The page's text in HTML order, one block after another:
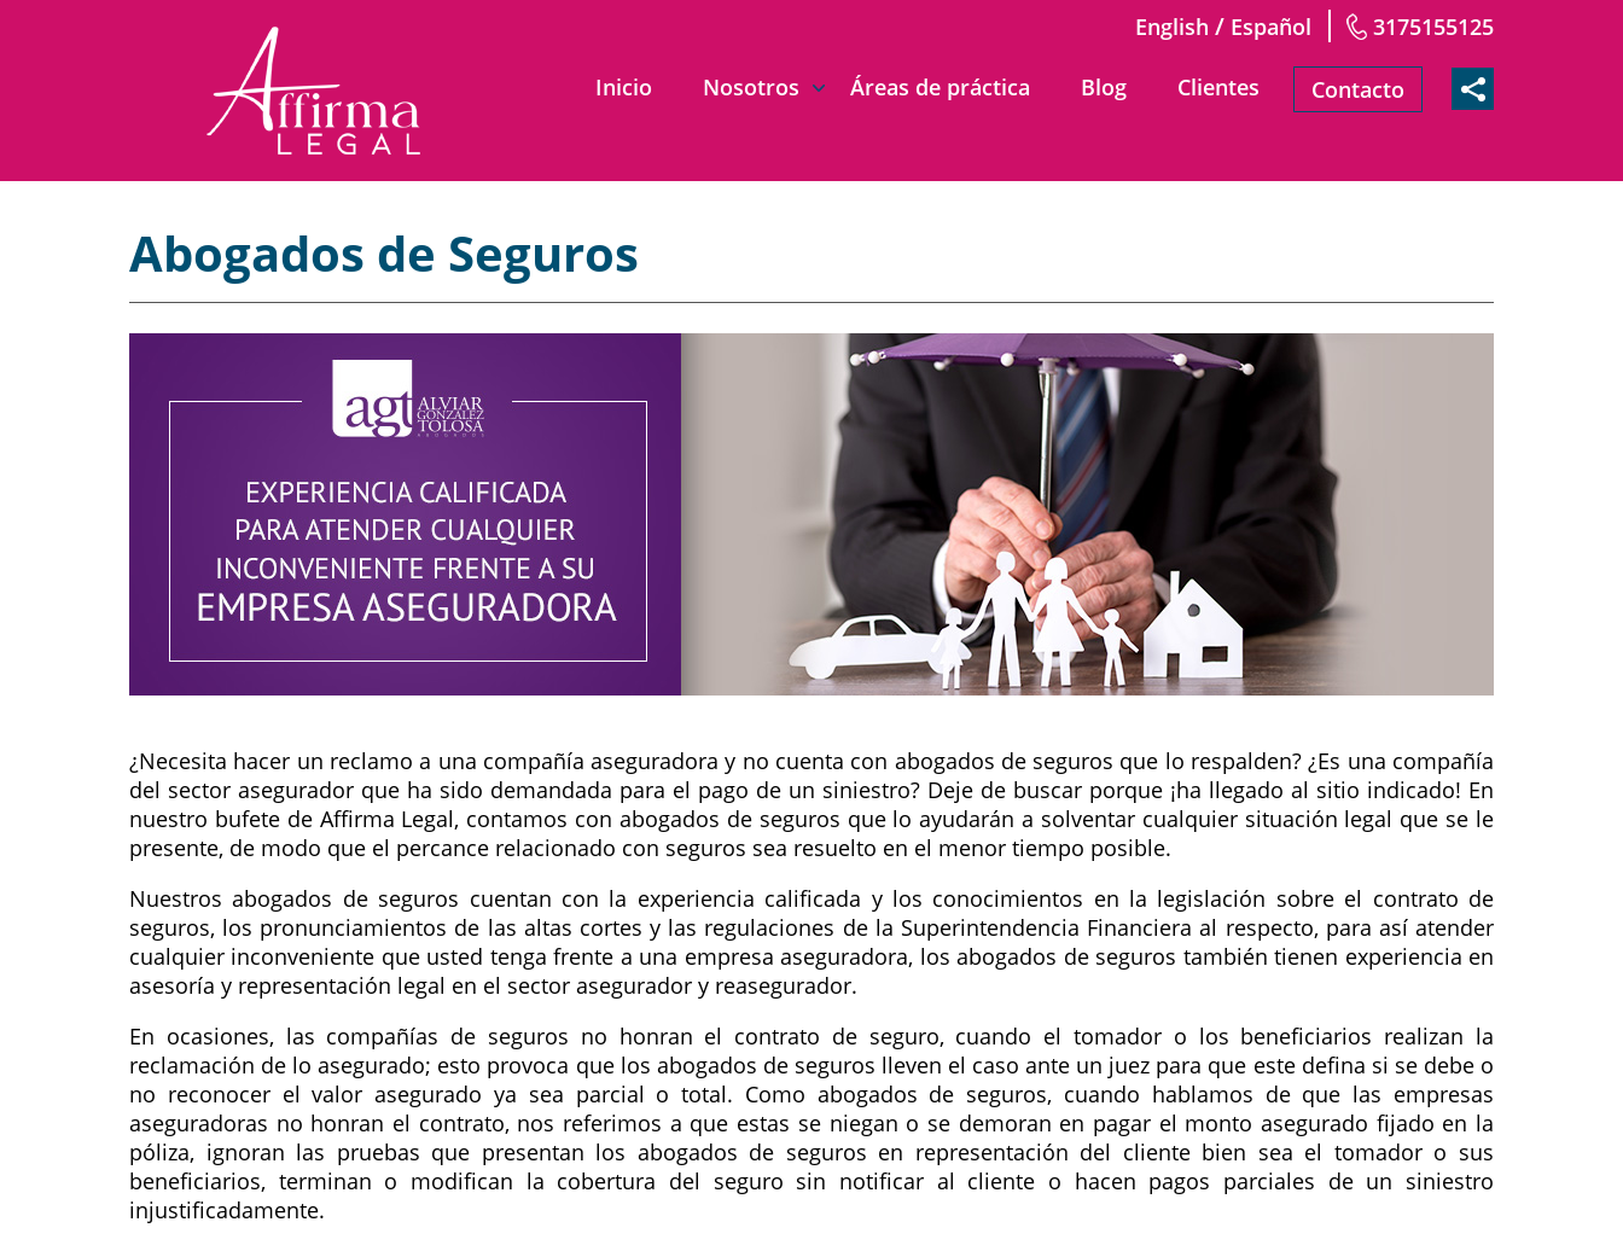
English / Español 3175155125
Inicio Nosotros Áreas de práctica Blog Clientes Contacto
Abogados de Seguros
¿Necesita hacer un reclamo a una compañía aseguradora y no cuenta con abogados de seguros que lo respalden? ¿Es una compañía
del sector asegurador que ha sido demandada para el pago de un siniestro? Deje de buscar porque ¡ha llegado al sitio indicado! En
nuestro bufete de Affirma Legal, contamos con abogados de seguros que lo ayudarán a solventar cualquier situación legal que se le
presente, de modo que el percance relacionado con seguros sea resuelto en el menor tiempo posible.
Nuestros abogados de seguros cuentan con la experiencia calificada y los conocimientos en la legislación sobre el contrato de
seguros, los pronunciamientos de las altas cortes y las regulaciones de la Superintendencia Financiera al respecto, para así atender
cualquier inconveniente que usted tenga frente a una empresa aseguradora, los abogados de seguros también tienen experiencia en
asesoría y representación legal en el sector asegurador y reasegurador.
En ocasiones, las compañías de seguros no honran el contrato de seguro, cuando el tomador o los beneficiarios realizan la
reclamación de lo asegurado; esto provoca que los abogados de seguros lleven el caso ante un juez para que este defina si se debe o
no reconocer el valor asegurado ya sea parcial o total. Como abogados de seguros, cuando hablamos de que las empresas
aseguradoras no honran el contrato, nos referimos a que estas se niegan o se demoran en pagar el monto asegurado fijado en la
póliza, ignoran las pruebas que presentan los abogados de seguros en representación del cliente bien sea el tomador o sus
beneficiarios, terminan o modifican la cobertura del seguro sin notificar al cliente o hacen pagos parciales de un siniestro
injustificadamente.